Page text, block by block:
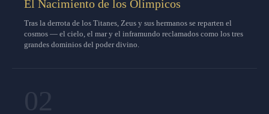
El Nacimiento de los Olímpicos
Tras la derrota de los Titanes, Zeus y sus hermanos se reparten el
cosmos — el cielo, el mar y el inframundo reclamados como los tres
grandes dominios del poder divino.